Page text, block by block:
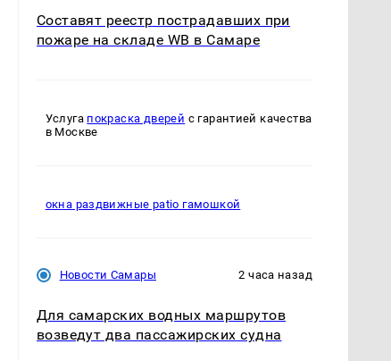
Составят реестр пострадавших при
пожаре на складе WB в Самаре
Услуга покраска дверей с гарантией качества
в Москве
окна раздвижные patio гамошкой
Новости Самары 2 часа назад
Для самарских водных маршрутов
возведут два пассажирских судна